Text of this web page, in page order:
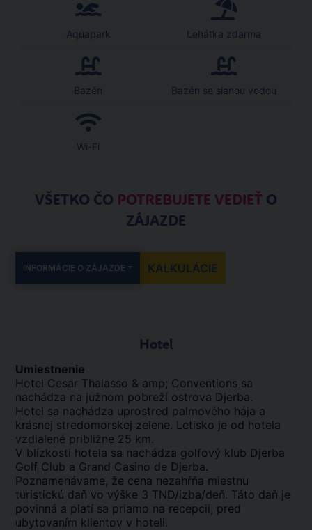
Aquapark Lehátka zdarma
Bazén Bazén se slanou vodou
Wi-Fi
VŠETKO ČO POTREBUJETE VEDIEŤ O
ZÁJAZDE
INFORMÁCIE O ZÁJAZDE KALKULÁCIE
Hotel
Umiestnenie
Hotel Cesar Thalasso & amp; Conventions sa
nachádza na južnom pobreží ostrova Djerba.
Hotel sa nachádza uprostred palmového hája a
krásnej stredomorskej zelene. Letisko je od hotela
vzdialené približne 25 km.
V blízkosti hotela sa nachádza golfový klub Djerba
Golf Club a Grand Casino de Djerba.
Poznamenávame, že cena nezahŕňa miestnu
turistickú daň vo výške 3 TND/izba/deň. Táto daň je
povinná a platí sa priamo na recepcii, pred
ubytovaním klientov v hoteli.